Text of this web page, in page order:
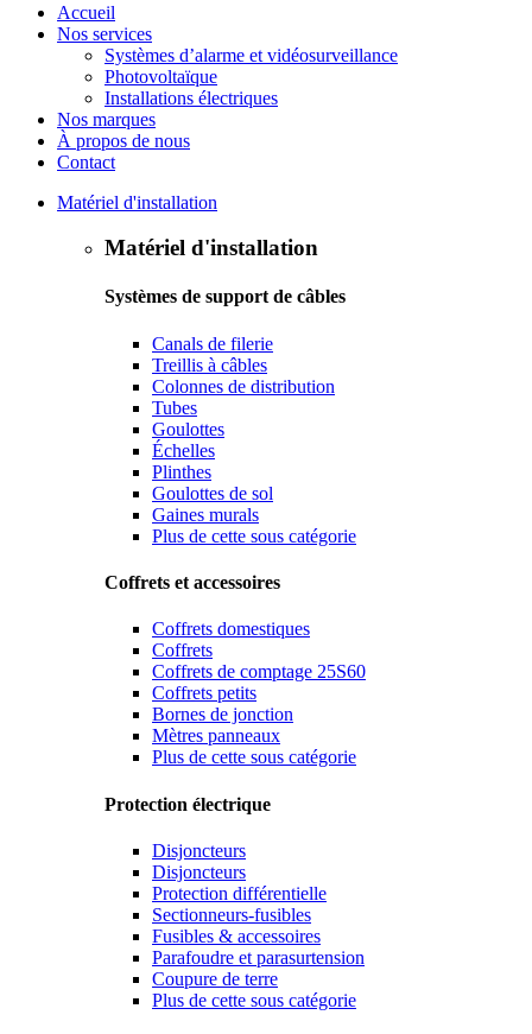
Accueil
Nos services
Systèmes d’alarme et vidéosurveillance
Photovoltaïque
Installations électriques
Nos marques
À propos de nous
Contact
Matériel d'installation
Matériel d'installation
Systèmes de support de câbles
Canals de filerie
Treillis à câbles
Colonnes de distribution
Tubes
Goulottes
Échelles
Plinthes
Goulottes de sol
Gaines murals
Plus de cette sous catégorie
Coffrets et accessoires
Coffrets domestiques
Coffrets
Coffrets de comptage 25S60
Coffrets petits
Bornes de jonction
Mètres panneaux
Plus de cette sous catégorie
Protection électrique
Disjoncteurs
Disjoncteurs
Protection différentielle
Sectionneurs-fusibles
Fusibles & accessoires
Parafoudre et parasurtension
Coupure de terre
Plus de cette sous catégorie